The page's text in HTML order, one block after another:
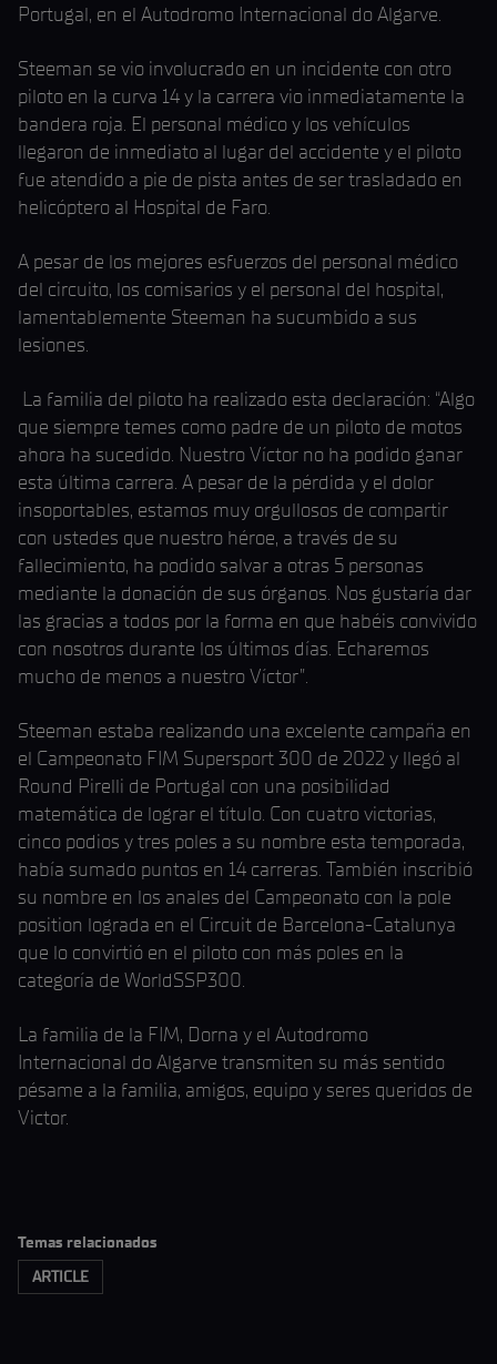
Portugal, en el Autodromo Internacional do Algarve.
Steeman se vio involucrado en un incidente con otro
piloto en la curva 14 y la carrera vio inmediatamente la
bandera roja. El personal médico y los vehículos
llegaron de inmediato al lugar del accidente y el piloto
fue atendido a pie de pista antes de ser trasladado en
helicóptero al Hospital de Faro.
A pesar de los mejores esfuerzos del personal médico
del circuito, los comisarios y el personal del hospital,
lamentablemente Steeman ha sucumbido a sus
lesiones.
La familia del piloto ha realizado esta declaración: “Algo
que siempre temes como padre de un piloto de motos
ahora ha sucedido. Nuestro Víctor no ha podido ganar
esta última carrera. A pesar de la pérdida y el dolor
insoportables, estamos muy orgullosos de compartir
con ustedes que nuestro héroe, a través de su
fallecimiento, ha podido salvar a otras 5 personas
mediante la donación de sus órganos. Nos gustaría dar
las gracias a todos por la forma en que habéis convivido
con nosotros durante los últimos días. Echaremos
mucho de menos a nuestro Víctor”.
Steeman estaba realizando una excelente campaña en
el Campeonato FIM Supersport 300 de 2022 y llegó al
Round Pirelli de Portugal con una posibilidad
matemática de lograr el título. Con cuatro victorias,
cinco podios y tres poles a su nombre esta temporada,
había sumado puntos en 14 carreras. También inscribió
su nombre en los anales del Campeonato con la pole
position lograda en el Circuit de Barcelona-Catalunya
que lo convirtió en el piloto con más poles en la
categoría de WorldSSP300.
La familia de la FIM, Dorna y el Autodromo
Internacional do Algarve transmiten su más sentido
pésame a la familia, amigos, equipo y seres queridos de
Victor.
Temas relacionados
ARTICLE